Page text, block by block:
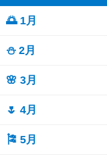
🌅 1月
⛄ 2月
🌸 3月
🌷 4月
🎏 5月